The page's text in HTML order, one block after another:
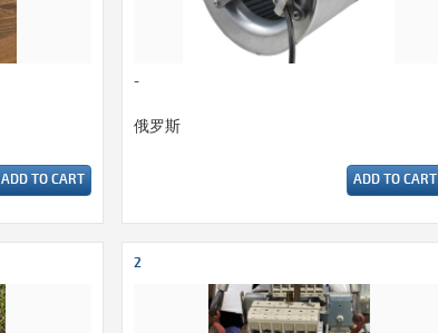
ADD TO CART
-
俄罗斯
ADD TO CART
2